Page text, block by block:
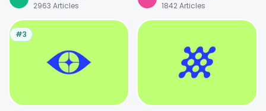
2963 Articles 1842Articles
#3